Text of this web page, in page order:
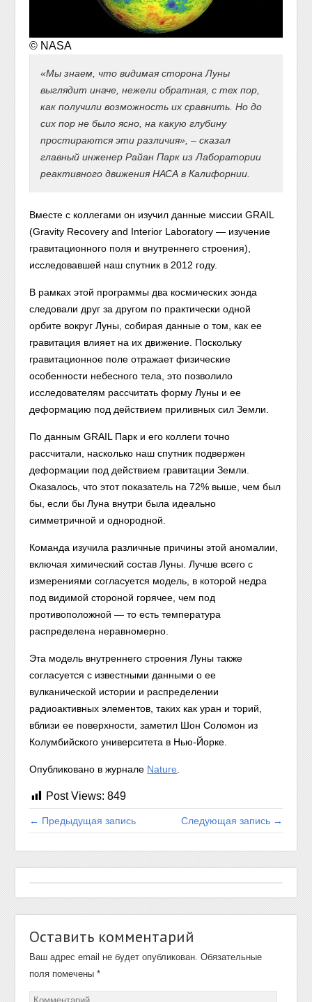
© NASA
«Мы знаем, что видимая сторона Луны
выглядит иначе, нежели обратная, с тех пор,
как получили возможность их сравнить. Но до
сих пор не было ясно, на какую глубину
простираются эти различия» , – сказал
главный инженер Райан Парк из Лаборатории
реактивного движения НАСА в Калифорнии.
Вместе с коллегами он изучил данные миссии GRAIL
(Gravity Recovery and Interior Laboratory — изучение
гравитационного поля и внутреннего строения),
исследовавшей наш спутник в 2012 году.
В рамках этой программы два космических зонда
следовали друг за другом по практически одной
орбите вокруг Луны, собирая данные о том, как ее
гравитация влияет на их движение. Поскольку
гравитационное поле отражает физические
особенности небесного тела, это позволило
исследователям рассчитать форму Луны и ее
деформацию под действием приливных сил Земли.
По данным GRAIL Парк и его коллеги точно
рассчитали, насколько наш спутник подвержен
деформации под действием гравитации Земли.
Оказалось, что этот показатель на 72% выше, чем был
бы, если бы Луна внутри была идеально
симметричной и однородной.
Команда изучила различные причины этой аномалии,
включая химический состав Луны. Лучше всего с
измерениями согласуется модель, в которой недра
под видимой стороной горячее, чем под
противоположной — то есть температура
распределена неравномерно.
Эта модель внутреннего строения Луны также
согласуется с известными данными о ее
вулканической истории и распределении
радиоактивных элементов, таких как уран и торий,
вблизи ее поверхности, заметил Шон Соломон из
Колумбийского университета в Нью-Йорке.
Опубликовано в журнале Nature
Post Views: 849
← Предыдущая запись Следующая запись →
Оставить комментарий
Ваш адрес email не будет опубликован. Обязательные
поля помечены*